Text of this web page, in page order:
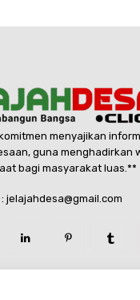
menyajikan
guna menghadirkan
bagi masyarakat luas.**
: jelajahdesa@gmail.com